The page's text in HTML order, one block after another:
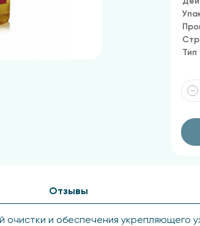
Тип
и обеспечения укрепляющего
Отзывы